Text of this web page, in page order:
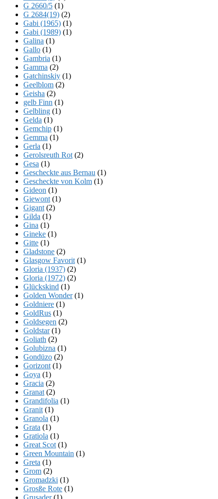
G 2660/5 (1)
G 2684(19) (2)
Gabi (1965) (1)
Gabi (1989) (1)
Galina (1)
Gallo (1)
Gambria (1)
Gamma (2)
Gatchinskiy (1)
Geelblom (2)
Geisha (2)
gelb Finn (1)
Gelbling (1)
Gelda (1)
Gemchip (1)
Gemma (1)
Gerla (1)
Gerolsreuth Rot (2)
Gesa (1)
Gescheckte aus Bernau (1)
Gescheckte von Kolm (1)
Gideon (1)
Giewont (1)
Gigant (2)
Gilda (1)
Gina (1)
Gineke (1)
Gitte (1)
Gladstone (2)
Glasgow Favorit (1)
Gloria (1937) (2)
Gloria (1972) (2)
Glückskind (1)
Golden Wonder(1)
Goldniere (1)
GoldRus (1)
Goldsegen (2)
Goldstar(1)
Goliath (2)
Golubizna (1)
Gondüzo (2)
Gorizont (1)
Goya (1)
Gracia (2)
Granat (2)
Grandifolia (1)
Granit (1)
Granola (1)
Grata (1)
Gratiola (1)
Great Scot (1)
Green Mountain (1)
Greta (1)
Grom (2)
Gromadzki (1)
Grosße Rote (1)
Grusader(1)